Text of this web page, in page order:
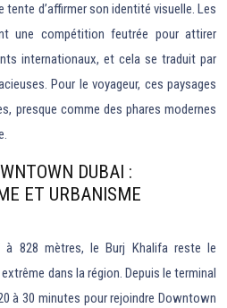
d’affirmer son identité visuelle. Les
une compétition feutrée pour attirer
internationaux, et cela se traduit par
Pour le voyageur, ces paysages
presque comme des phares modernes
DUBAI :
ET URBANISME
à 828 mètres, le Burj Khalifa reste le
dans la région. Depuis le terminal
à 30 minutes pour rejoindre Downtown